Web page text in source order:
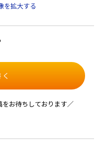
を拡大する
お待ちしております／